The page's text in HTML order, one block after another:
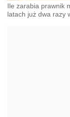
Ile zarabia prawnik
latach już dwa razy